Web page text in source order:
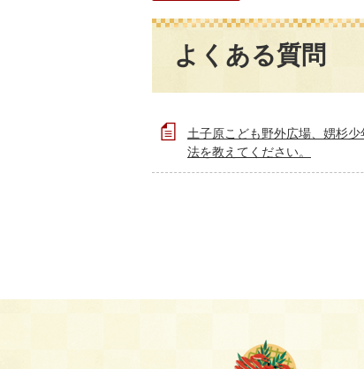
よくある質問
土子原こども野外広場、娚杉
法を教えてください。